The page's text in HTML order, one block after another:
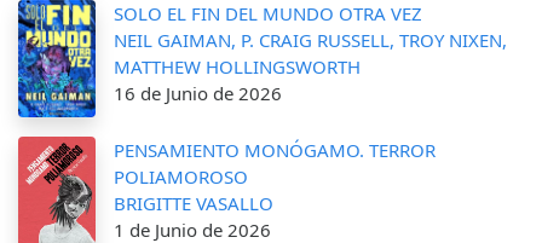
SOLO EL FIN DEL MUNDO OTRA VEZ
NEIL GAIMAN, P. CRAIG RUSSELL, TROY NIXEN,
MATTHEW HOLLINGSWORTH
16 de Junio de 2026
PENSAMIENTO MONÓGAMO. TERROR
POLIAMOROSO
BRIGITTE VASALLO
1 de Junio de 2026